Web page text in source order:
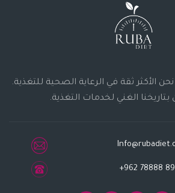
من 15 عامًا ، نحن الأكثر ثقة في الرعاية الصحية للتغذية.
الغني لخدمات التغذية.
+962 78888